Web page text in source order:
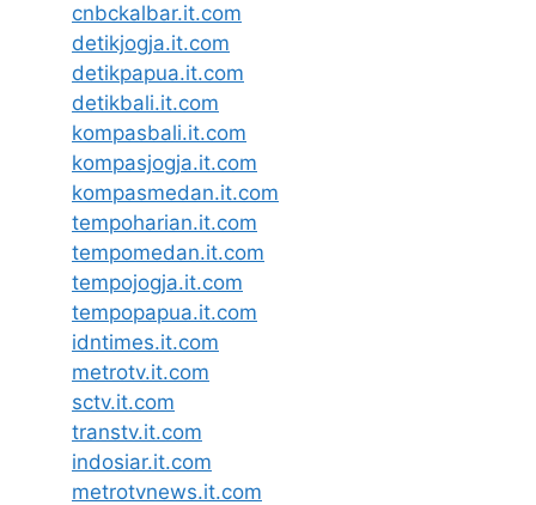
cnbckalbar.it.com
detikjogja.it.com
detikpapua.it.com
detikbali.it.com
kompasbali.it.com
kompasjogja.it.com
kompasmedan.it.com
tempoharian.it.com
tempomedan.it.com
tempojogja.it.com
tempopapua.it.com
idntimes.it.com
metrotv.it.com
sctv.it.com
transtv.it.com
indosiar.it.com
metrotvnews.it.com